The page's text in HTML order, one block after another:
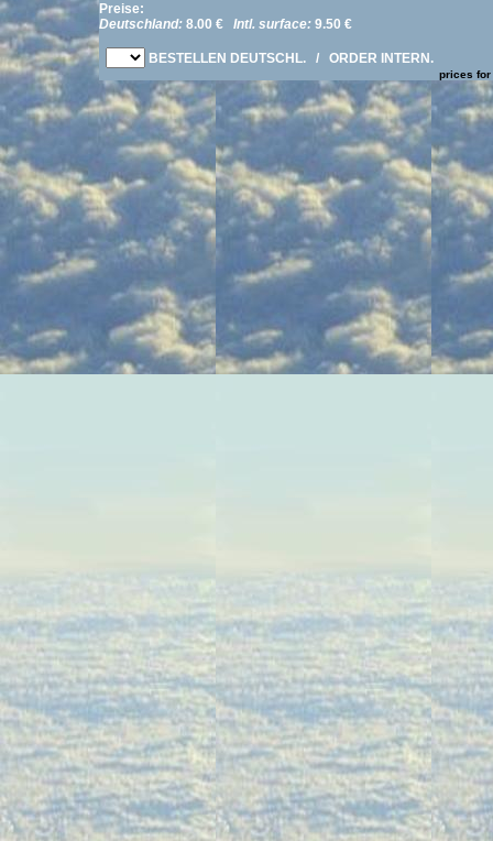
Preise:
Deutschland: 8.00 € Intl. surface: 9.50 €
BESTELLEN DEUTSCHL. / ORDER INTERN.
prices for